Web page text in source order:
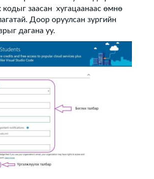
кодыг заасан хугацаанаас өмнө
Доор оруулсан зургийн
дагана уу.